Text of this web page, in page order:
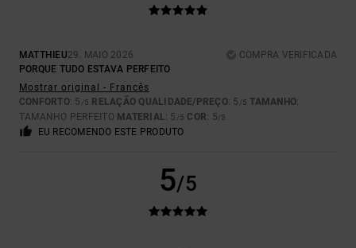
MATTHIEU29. MAIO 2026
COMPRA VERIFICADA
PORQUE TUDO ESTAVA PERFEITO
Mostrar original - Francês
CONFORTO: 5 /5 RELAÇÃO QUALIDADE/PREÇO: 5 /5 TAMANHO:
TAMANHO PERFEITO MATERIAL: 5 /5 COR: 5/5
EU RECOMENDO ESTE PRODUTO
5/5